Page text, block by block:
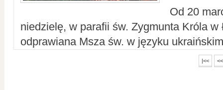
Od 20
niedzielę, w parafii św. Zygmunta Króla w
odprawiana Msza św. w języku
|<< <<